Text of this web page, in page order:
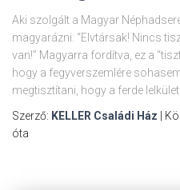
Aki szolgált a Magyar
magyarázni: “Elvtársak! Nincs
van!” Magyarra fordítva, ez a
hogy a fegyverszemlére
megtisztítani, hogy a ferde
Szerző: KELLER Családi Ház |
óta